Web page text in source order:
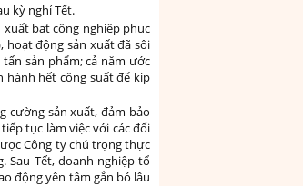
kỳ nghỉ Tết.
xuất bạt công nghiệp phục
hoạt động sản xuất đã sôi
sản phẩm; cả năm ước
hành hết công suất để kịp
cường sản xuất, đảm bảo
tục làm việc với các đối
Công ty chú trọng thực
Sau Tết, doanh nghiệp tổ
động yên tâm gắn bó lâu